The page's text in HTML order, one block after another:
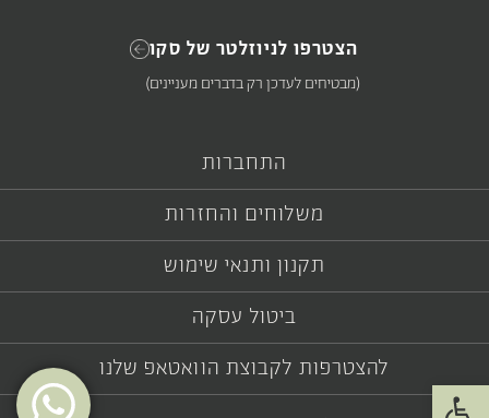
פתח סרגל נגישות
₪112
SOLD OUT
צרור גומפרנה
₪45
הצטרפו לניוזלטר של סקו
(מבטיחים לעדכן רק בדברים מעניינים)
התחברות
משלוחים והחזרות
תקנון ותנאי שימוש
ביטול עסקה
להצטרפות לקבוצת הוואטאפ שלנו